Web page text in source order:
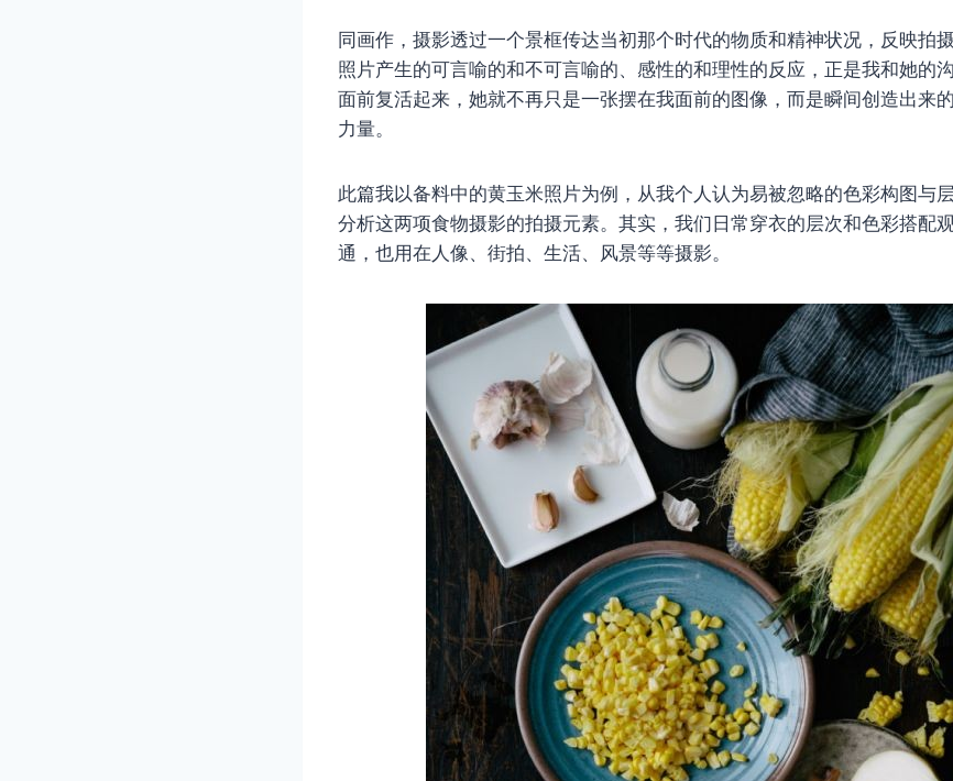
同画作，摄影透过一个景框传达当初那个时代的物质和精神状况，反映拍
照片产生的可言喻的和不可言喻的、感性的和理性的反应，正是我和她的
面前复活起来，她就不再只是一张摆在我面前的图像，而是瞬间创造出来
力量。
此篇我以备料中的黄玉米照片为例，从我个人认为易被忽略的色彩构图与
分析这两项食物摄影的拍摄元素。其实，我们日常穿衣的层次和色彩搭配
通，也用在人像、街拍、生活、风景等等摄影。